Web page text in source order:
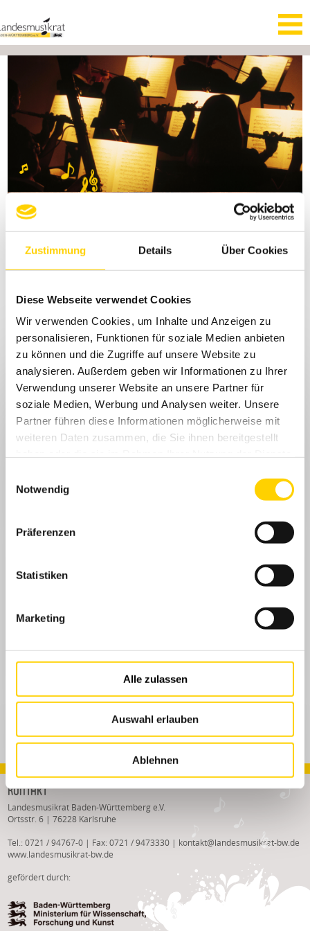
Zustimmung Details Über Cookies
Diese Webseite verwendet Cookies
Wir verwenden Cookies, um Inhalte und Anzeigen zu
personalisieren, Funktionen für soziale Medien anbieten
zu können und die Zugriffe auf unsere Website zu
analysieren. Außerdem geben wir Informationen zu Ihrer
Verwendung unserer Website an unsere Partner für
soziale Medien, Werbung und Analysen weiter. Unsere
Partner führen diese Informationen möglicherweise mit
weiteren Daten zusammen, die Sie ihnen bereitgestellt
Notwendig
Präferenzen
Statistiken
Marketing
Alle zulassen
Auswahl erlauben
Ablehnen
NEWSLETTERANMELDUNG
Sehr geehrte/r Interessent/in,
Wir freuen uns, dass Sie den Newsletter des Landesmusikrat Baden-
Württemberg abonnieren möchten. Füllen Sie bitte das unten stehende
Formular aus.
Nach Ihrer Registrierung erhalten Sie von uns eine E-Mail mit
Bestätigungslink, der die Anmeldung abschließt.
E-Mail*
Newsletter 2/2020
Kontakt
Landesmusikrat Baden-Württemberg e.V.
Ortsstr. 6 | 76228 Karlsruhe
Tel.: 0721 / 94767-0 | Fax: 0721 / 9473330 | kontakt@landesmusikrat-bw.de
www.landesmusikrat-bw.de
gefördert durch: